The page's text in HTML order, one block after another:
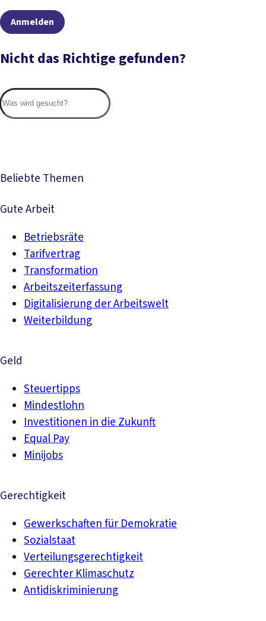
Anmelden
Nicht das Richtige gefunden?
Beliebte Themen
Gute Arbeit
Betriebsräte
Tarifvertrag
Transformation
Arbeitszeiterfassung
Digitalisierung der Arbeitswelt
Weiterbildung
Geld
Steuertipps
Mindestlohn
Investitionen in die Zukunft
Equal Pay
Minijobs
Gerechtigkeit
Gewerkschaften für Demokratie
Sozialstaat
Verteilungsgerechtigkeit
Gerechter Klimaschutz
Antidiskriminierung